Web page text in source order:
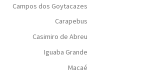
Campos dos Goytacazes
Carapebus
Casimiro de Abreu
Iguaba Grande
Macaé